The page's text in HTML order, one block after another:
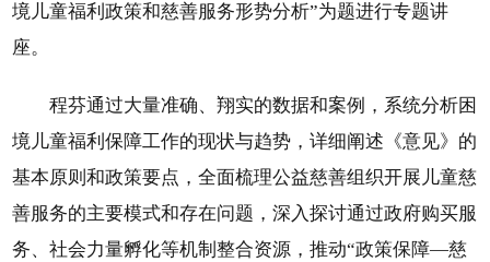
境儿童福利政策和慈善服务形势分析”为题进行专题讲
座。
程芬通过大量准确、翔实的数据和案例，系统分析困
境儿童福利保障工作的现状与趋势，详细阐述《意见》的
基本原则和政策要点，全面梳理公益慈善组织开展儿童慈
善服务的主要模式和存在问题，深入探讨通过政府购买服
务、社会力量孵化等机制整合资源，推动“政策保障—慈